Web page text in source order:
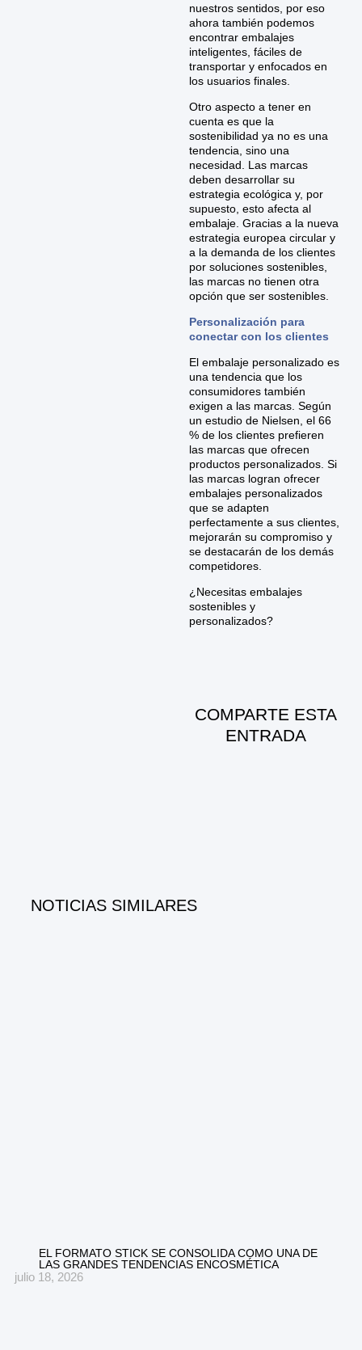
nuestros sentidos, por eso
ahora también podemos
encontrar embalajes
inteligentes, fáciles de
transportar y enfocados en
los usuarios finales.
Otro aspecto a tener en
cuenta es que la
sostenibilidad ya no es una
tendencia, sino una
necesidad. Las marcas
deben desarrollar su
estrategia ecológica y, por
supuesto, esto afecta al
embalaje. Gracias a la nueva
estrategia europea circular y
a la demanda de los clientes
por soluciones sostenibles,
las marcas no tienen otra
opción que ser sostenibles.
Personalización para
conectar con los clientes
El embalaje personalizado es
una tendencia que los
consumidores también
exigen a las marcas. Según
un estudio de Nielsen, el 66
% de los clientes prefieren
las marcas que ofrecen
productos personalizados. Si
las marcas logran ofrecer
embalajes personalizados
que se adapten
perfectamente a sus clientes,
mejorarán su compromiso y
se destacarán de los demás
competidores.
¿Necesitas embalajes
sostenibles y
personalizados?
COMPARTE ESTA
ENTRADA
NOTICIAS SIMILARES
EL FORMATO STICK SE CONSOLIDA COMO UNA DE
LAS GRANDES TENDENCIAS ENCOSMÉTICA
julio 18, 2026